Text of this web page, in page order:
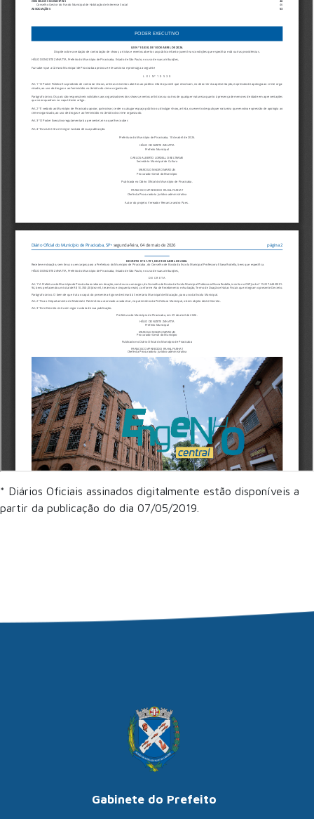
* Diários Oficiais assinados digitalmente estão disponíveis a
partir da publicação do dia 07/05/2019.
Gabinete do Prefeito